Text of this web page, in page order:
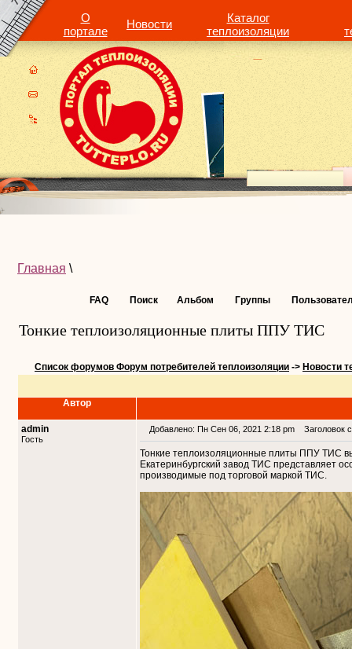
О
портале
Новости
Каталог
теплоизоляции
Главная \
FAQ Поиск Альбом Группы
Тонкие теплоизоляционные плиты ППУ ТИС
Список форумов Форум потребителей теплоизоляции -> Новости
Автор
admin
Гость
Добавлено: Пн Сен 06, 2021 2:18 pm Заголовок
Тонкие теплоизоляционные плиты ППУ ТИС
Екатеринбургский завод ТИС представляет
производимые под торговой маркой ТИС.